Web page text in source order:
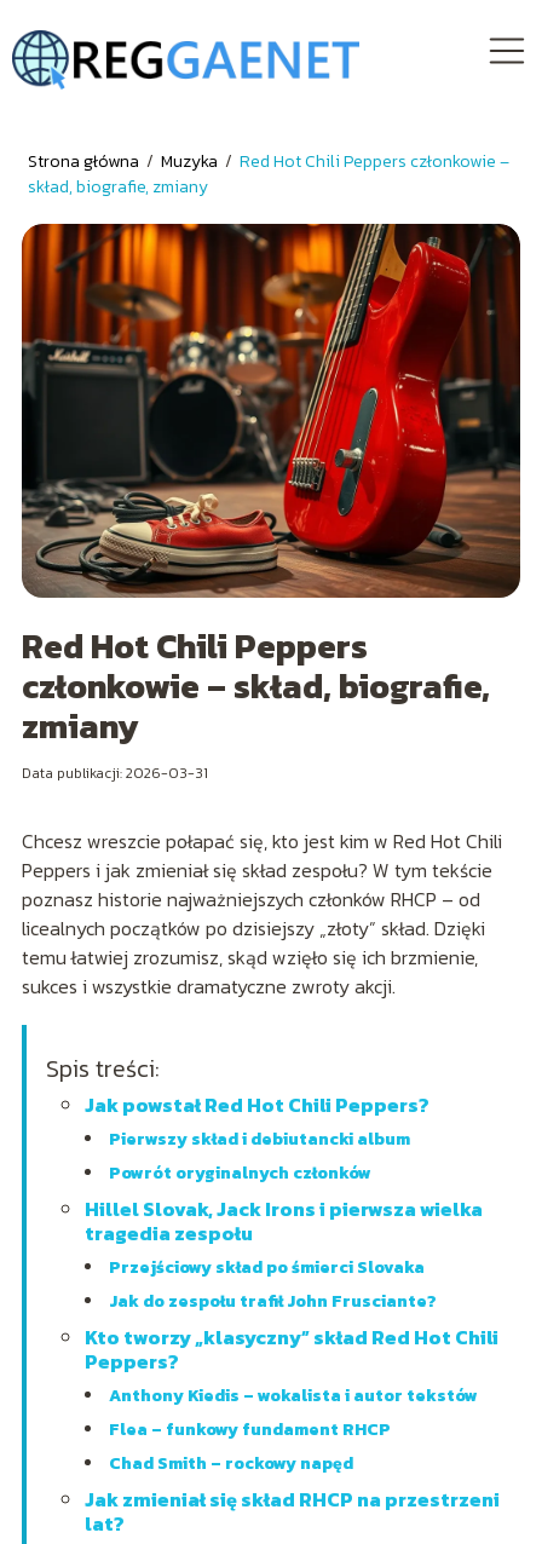
Strona główna / Muzyka / Red Hot Chili Peppers członkowie –
skład, biografie, zmiany
Red Hot Chili Peppers
członkowie – skład, biografie,
zmiany
Data publikacji: 2026-03-31
Chcesz wreszcie połapać się, kto jest kim w Red Hot Chili
Peppers i jak zmieniał się skład zespołu? W tym tekście
poznasz historie najważniejszych członków RHCP – od
licealnych początków po dzisiejszy „złoty” skład. Dzięki
temu łatwiej zrozumisz, skąd wzięło się ich brzmienie,
sukces i wszystkie dramatyczne zwroty akcji.
Spis treści:
Jak powstał Red Hot Chili Peppers?
Pierwszy skład i debiutancki album
Powrót oryginalnych członków
Hillel Slovak, Jack Irons i pierwsza wielka
tragedia zespołu
Przejściowy skład po śmierci Slovaka
Jak do zespołu trafił John Frusciante?
Kto tworzy „klasyczny” skład Red Hot Chili
Peppers?
Anthony Kiedis – wokalista i autor tekstów
Flea – funkowy fundament RHCP
Chad Smith – rockowy napęd
Jak zmieniał się skład RHCP na przestrzeni
lat?